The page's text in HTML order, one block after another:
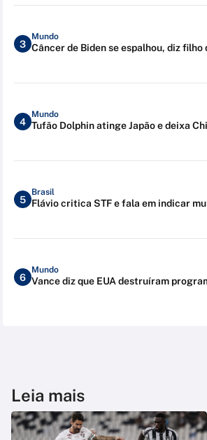
3
Mundo
Câncer de Biden se espalhou, diz filho
4
Mundo
Tufão Dolphin atinge Japão e deixa
5
Brasil
Flávio critica STF e fala em indicar
6
Mundo
Vance diz que EUA destruíram
Leia mais